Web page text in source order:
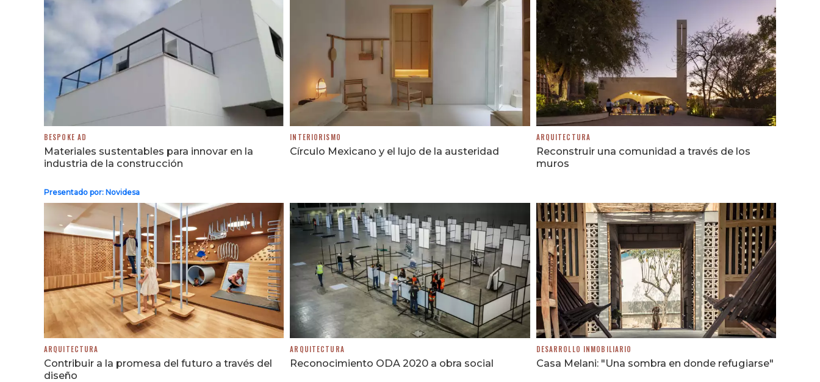
BESPOKE AD
Materiales sustentables para innovar en la
industria de la construcción
Presentado por: Novidesa
INTERIORISMO
Círculo Mexicano y el lujo de la austeridad
ARQUITECTURA
Reconstruir una comunidad a través de los
muros
ARQUITECTURA
Contribuir a la promesa del futuro a través del
diseño
ARQUITECTURA
Reconocimiento ODA 2020 a obra social
DESARROLLO INMOBILIARIO
Casa Melani: "Una sombra en donde refugiarse"